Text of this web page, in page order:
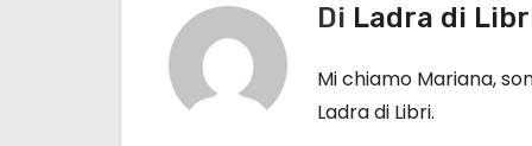
Di Ladra di
Mi chiamo Mariana,
Ladra di Libri.